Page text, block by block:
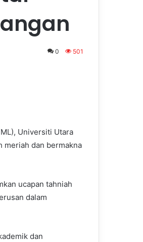
0 501
Universiti Utara
meriah dan bermakna
ucapan tahniah
dalam
dan